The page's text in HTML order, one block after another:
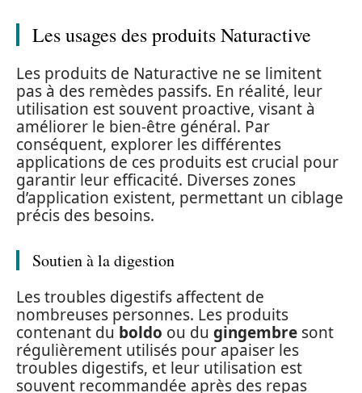
Les usages des produits Naturactive
Les produits de Naturactive ne se limitent
pas à des remèdes passifs. En réalité, leur
utilisation est souvent proactive, visant à
améliorer le bien-être général. Par
conséquent, explorer les différentes
applications de ces produits est crucial pour
garantir leur efficacité. Diverses zones
d’application existent, permettant un ciblage
précis des besoins.
Soutien à la digestion
Les troubles digestifs affectent de
nombreuses personnes. Les produits
contenant du boldo ou du gingembre sont
régulièrement utilisés pour apaiser les
troubles digestifs, et leur utilisation est
souvent recommandée après des repas